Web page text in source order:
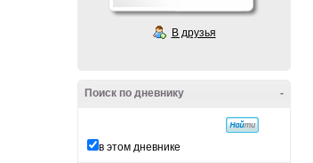
В друзья
-
Поиск по дневнику
в этом дневнике